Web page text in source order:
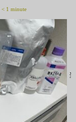
< 1 minute
当